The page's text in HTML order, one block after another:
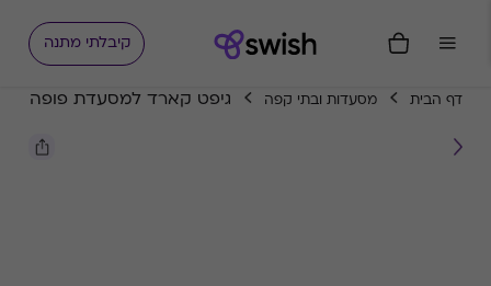
קיבלתי מתנה
דף הבית מסעדות ובתי קפה גיפט קארד למסעדת פופה